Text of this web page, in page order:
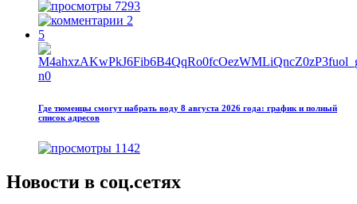
7293
2
5
Где тюменцы смогут набрать воду 8 августа 2026 года: график и полный
список адресов
1142
Новости в соц.сетях